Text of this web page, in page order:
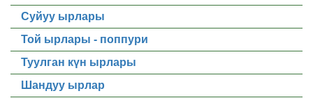
Суйуу ырлары
Той ырлары - поппури
Туулган күн ырлары
Шандуу ырлар